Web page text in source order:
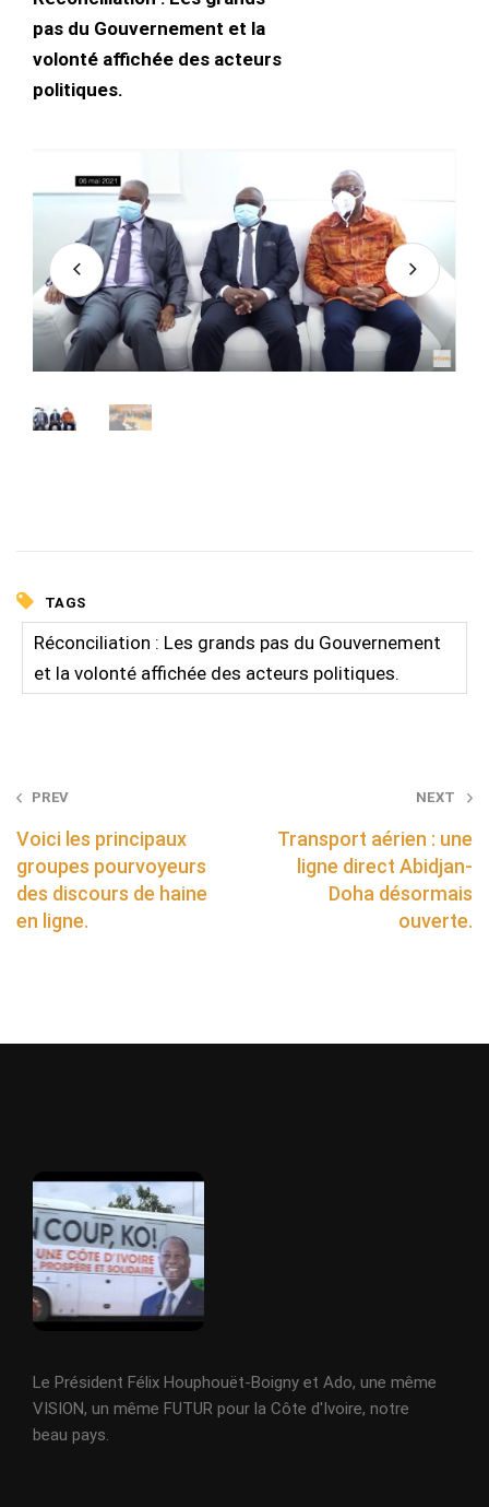
pas du Gouvernement et la
volonté affichée des acteurs
politiques.
TAGS
Réconciliation : Les grands pas du Gouvernement
et la volonté affichée des acteurs politiques.
Post
navigation
PREV
Voici les principaux
groupes pourvoyeurs
des discours de haine
en ligne.
NEXT
Transport aérien : une
ligne direct Abidjan-
Doha désormais
ouverte.
Le Président Félix Houphouët-Boigny et Ado, une même
VISION, un même FUTUR pour la Côte d'Ivoire, notre
beau pays.